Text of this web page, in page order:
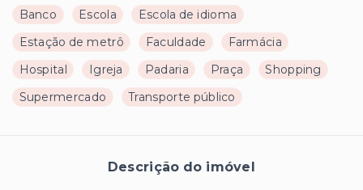
Banco Escola
Escola de idioma
Estação de metrô
Faculdade
Farmácia
Hospital
Igreja Padaria Praça
Shopping
Supermercado
Transporte público
Descrição do imóvel